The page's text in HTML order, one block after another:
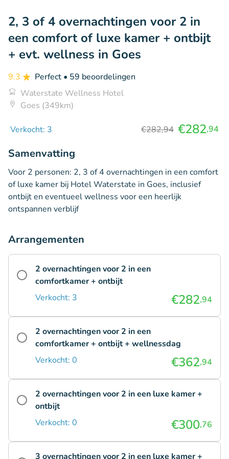
2, 3 of 4 overnachtingen voor 2 in
een comfort of luxe kamer + ontbijt
+ evt. wellness in Goes
9.3 Perfect • 59 beoordelingen
Waterstate Wellness Hotel
Goes (349km)
Verkocht: 3 €282,94 €282,94
Samenvatting
Voor 2 personen: 2, 3 of 4 overnachtingen in een comfort
of luxe kamer bij Hotel Waterstate in Goes, inclusief
ontbijt en eventueel wellness voor een heerlijk
ontspannen verblijf
Arrangementen
2 overnachtingen voor 2 in een
comfortkamer + ontbijt
Verkocht: 3
€282,94
2 overnachtingen voor 2 in een
comfortkamer + ontbijt + wellnessdag
Verkocht: 0
€362,94
2 overnachtingen voor 2 in een luxe kamer +
ontbijt
Verkocht: 0
€300,76
3 overnachtingen voor 2 in een luxe kamer +